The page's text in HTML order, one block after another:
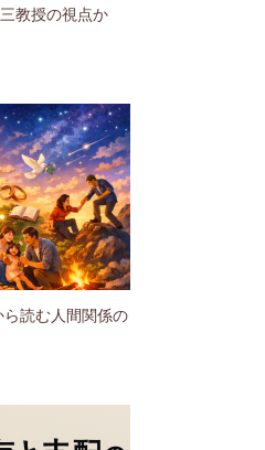
教授の視点か
読む人間関係の